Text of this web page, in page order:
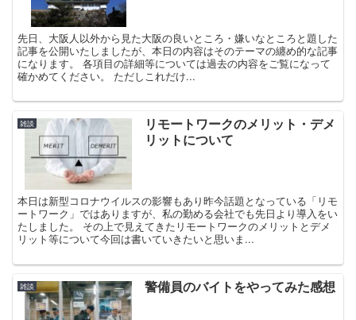
先日、大阪人以外から見た大阪の良いところ・嫌いなところと題した
記事を公開いたしましたが、本日の内容はそのテーマの纏め的な記事
になります。 各項目の詳細等については過去の内容をご覧になって
確かめてください。 ただしこれだけ...
雑談
リモートワークのメリット・デメ
リットについて
本日は新型コロナウイルスの影響もあり昨今話題となっている「リモ
ートワーク」ではありますが、私の勤める会社でも先日より導入をい
たしました。 その上で見えてきたリモートワークのメリットとデメ
リット等について今回は書いていきたいと思いま...
雑談 警備員のバイトをやってみた感想